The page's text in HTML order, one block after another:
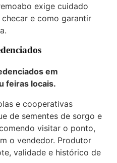
exige cuidado
e como garantir
em
feiras locais.
e cooperativas
de sementes de sorgo e
visitar o ponto,
o vendedor. Produtor
validade e histórico de